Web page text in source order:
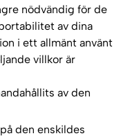
nödvändig för de
av dina
i ett allmänt använt
villkor är
av den
den enskildes